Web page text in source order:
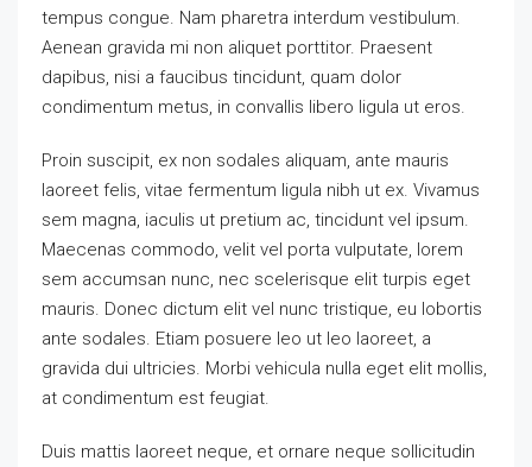
tempus congue. Nam pharetra interdum vestibulum.
Aenean gravida mi non aliquet porttitor. Praesent
dapibus, nisi a faucibus tincidunt, quam dolor
condimentum metus, in convallis libero ligula ut eros.
Proin suscipit, ex non sodales aliquam, ante mauris
laoreet felis, vitae fermentum ligula nibh ut ex. Vivamus
sem magna, iaculis ut pretium ac, tincidunt vel ipsum.
Maecenas commodo, velit vel porta vulputate, lorem
sem accumsan nunc, nec scelerisque elit turpis eget
mauris. Donec dictum elit vel nunc tristique, eu lobortis
ante sodales. Etiam posuere leo ut leo laoreet, a
gravida dui ultricies. Morbi vehicula nulla eget elit mollis,
at condimentum est feugiat.
Duis mattis laoreet neque, et ornare neque sollicitudin